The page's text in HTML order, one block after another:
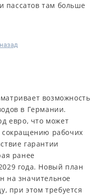
пассатов там больше
возможность
в Германии.
евро, что может
сокращению рабочих
гарантии
ранее
года. Новый план
на значительное
при этом требуется